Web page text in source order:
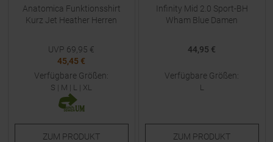
Anatomica Funktionsshirt
Kurz Jet Heather Herren
UVP 69,95 €
45,45 €
Verfügbare Größen:
S | M | L | XL
ZUM PRODUKT
Infinity Mid 2.0 Sport-BH
Wham Blue Damen
44,95 €
Verfügbare Größen:
L
ZUM PRODUKT